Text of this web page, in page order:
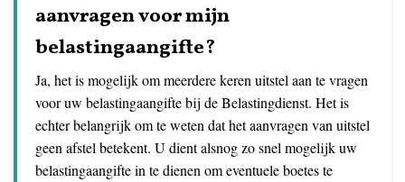
aanvragen voor mijn
belastingaangifte?
Ja, het is mogelijk om meerdere keren uitstel aan te vragen
voor uw belastingaangifte bij de Belastingdienst. Het is
echter belangrijk om te weten dat het aanvragen van uitstel
geen afstel betekent. U dient alsnog zo snel mogelijk uw
belastingaangifte in te dienen om eventuele boetes te